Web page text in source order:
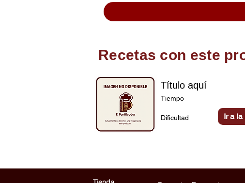
Recetas con este
Título aquí
Tiempo
Ir a la
Dificultad